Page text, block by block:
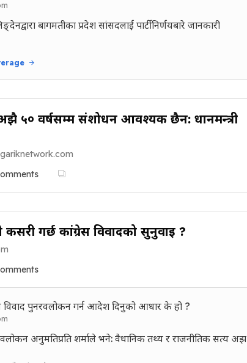
बागमतीका प्रदेश सांसदलाई पार्टी निर्णयबारे जानकारी
५० वर्षसम्म संशोधन आवश्यक छैन: प्रधानमन्त्री
गर्छ कांग्रेस विवादको सुनुवाइ ?
विवाद पुनरवलोकन गर्न आदेश दिनुको आधार के हो ?
अनुमतिप्रति शर्माले भने: वैधानिक तथ्य र राजनीतिक सत्य अझ